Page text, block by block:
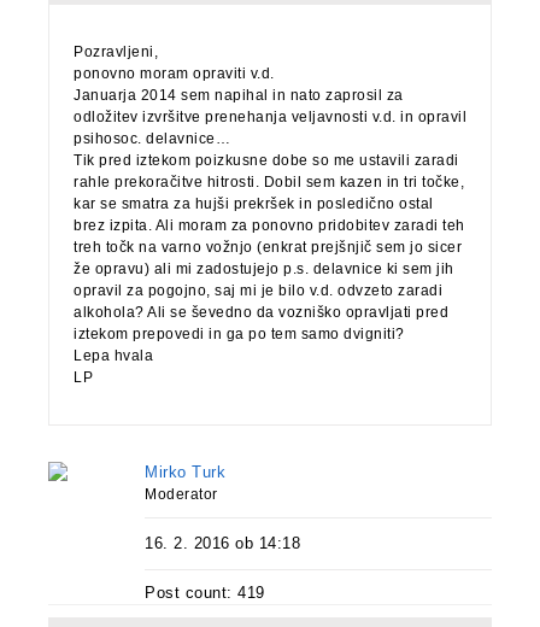
Pozravljeni,
ponovno moram opraviti v.d.
Januarja 2014 sem napihal in nato zaprosil za
odložitev izvršitve prenehanja veljavnosti v.d. in opravil
psihosoc. delavnice…
Tik pred iztekom poizkusne dobe so me ustavili zaradi
rahle prekoračitve hitrosti. Dobil sem kazen in tri točke,
kar se smatra za hujši prekršek in posledično ostal
brez izpita. Ali moram za ponovno pridobitev zaradi teh
treh točk na varno vožnjo (enkrat prejšnjič sem jo sicer
že opravu) ali mi zadostujejo p.s. delavnice ki sem jih
opravil za pogojno, saj mi je bilo v.d. odvzeto zaradi
alkohola? Ali se ševedno da vozniško opravljati pred
iztekom prepovedi in ga po tem samo dvigniti?
Lepa hvala
LP
Mirko Turk
Moderator
16. 2. 2016 ob 14:18
Post count: 419